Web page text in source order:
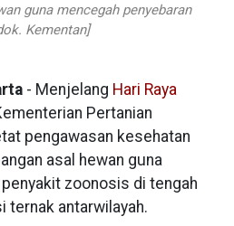
guna mencegah penyebaran
Kementan]
- Menjelang Hari Raya
Pertanian
pengawasan kesehatan
asal hewan guna
zoonosis di tengah
ternak antarwilayah.